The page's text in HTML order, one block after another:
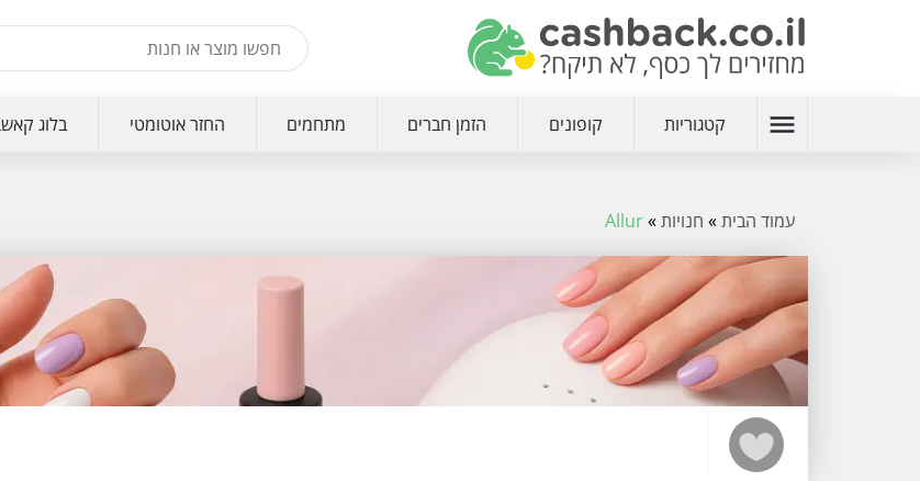
menu קטגוריות קופונים הזמן חברים מתחמים החזר אוטומטי בלוג
עמוד הבית» חנויות»
Allur